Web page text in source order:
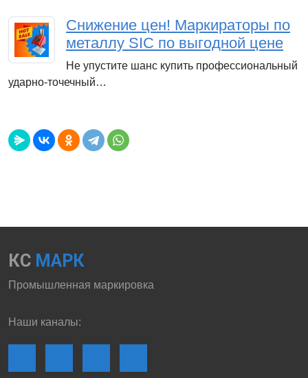
Снижение цен! Маркираторы по
металлу SIC по выгодной цене
Не упустите шанс купить профессиональный
ударно-точечный…
КС МАРК
Промышленная маркировка
Наши каналы: